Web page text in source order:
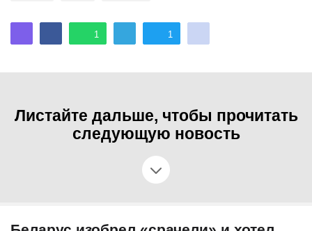
1 1
Листайте дальше, чтобы прочитать
следующую новость